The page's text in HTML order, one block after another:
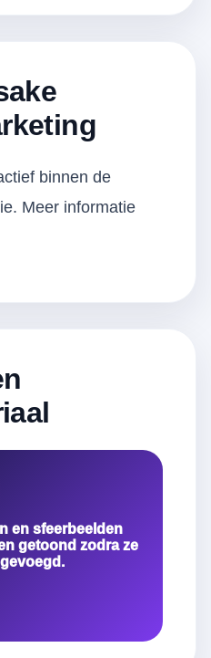
binnen de
Meer informatie
en sfeerbeelden
getoond zodra ze